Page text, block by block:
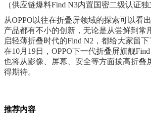
（供应链爆料Find N3内置国密二级认证独
从OPPO以往在折叠屏领域的探索可以看
产品都有不小的创新，无论是从尝鲜到常
启轻薄折叠时代的Find N2，都给大家留
在10月19日，OPPO下一代折叠屏旗舰
也将从影像、屏幕、安全等方面拔高折叠
得期待。
推荐内容